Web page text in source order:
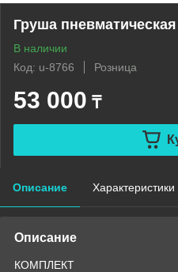
Груша
В наличии
Код: u-8766
Розница
53 000 ₸
Описание Характеристики
Описание
КОМПЛЕКТ